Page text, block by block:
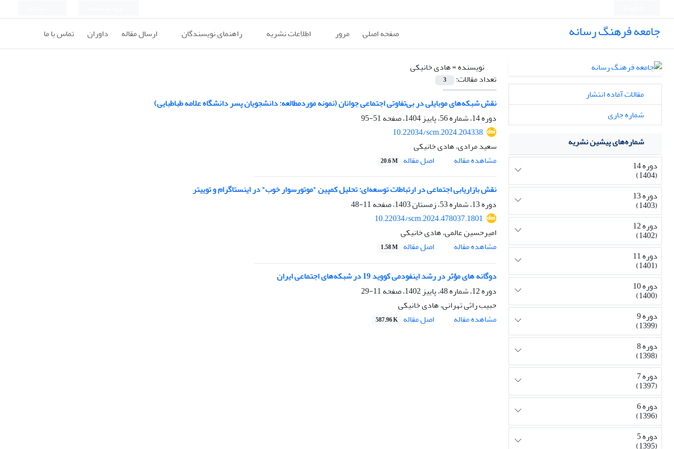
جامعه فرهنگ رسانه صفحه اصلی مرور اطلاعات نشریه راهنمای نویسندگان ارسال مقاله داوران تماس با ما
نویسنده =هادی خانیکی
تعداد مقالات:
3
نقش شبکه‌های موبایلی در بی‌تفاوتی اجتماعی جوانان (نمونه موردمطالعه: دانشجویان پسر دانشگاه علامه طباطبایی)
دوره 14، شماره 56، پاییز 1404، صفحه
51-95
10.22034/scm.2024.204338
سعید مرادی، هادی خانیکی
مشاهده مقاله
اصل مقاله 20.6 M
نقش بازاریابی اجتماعی در ارتباطات توسعه‌ای: تحلیل کمپین "موتورسوار خوب" در اینستاگرام و توییتر
دوره 13، شماره 53، زمستان 1403، صفحه
11-48
10.22034/scm.2024.478037.1801
امیرحسین عالمی، هادی خانیکی
مشاهده مقاله
اصل مقاله 1.58 M
دوگانه های مؤثر در رشد اینفودمی کووید 19 در شبکه‌های اجتماعی ایران
دوره 12، شماره 48، پاییز 1402، صفحه
11-29
حبیب راثی تهرانی، هادی خانیکی
مشاهده مقاله
اصل مقاله 587.96 K
مقالات آماده انتشار
شماره جاری
شماره‌های پیشین نشریه
دوره 14
(1404)
دوره 13
(1403)
دوره 12
(1402)
دوره 11
(1401)
دوره 10
(1400)
دوره 9
(1399)
دوره 8
(1398)
دوره 7
(1397)
دوره 6
(1396)
دوره 5